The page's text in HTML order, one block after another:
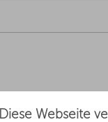
Diese Webseite